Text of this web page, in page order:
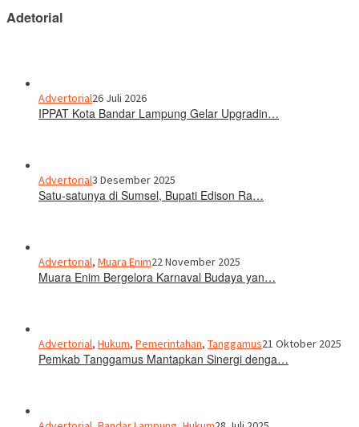
Adetorial
Advertorial26 Juli 2026
IPPAT Kota Bandar Lampung Gelar Upgradin…
Advertorial3 Desember 2025
Satu-satunya di Sumsel, Bupati Edison Ra…
Advertorial, Muara Enim22 November 2025
Muara Enim Bergelora Karnaval Budaya yan…
Advertorial, Hukum, Pemerintahan, Tanggamus21 Oktober 2025
Pemkab Tanggamus Mantapkan Sinergi denga…